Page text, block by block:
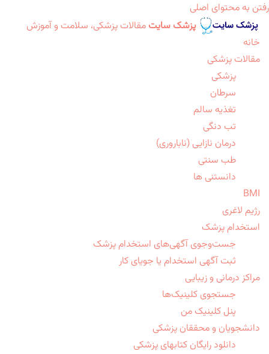
رفتن به محتوای اصلی
پزشک سایت مقالات پزشکی، سلامت و آموزش
خانه
مقالات پزشکی
پزشکی
سرطان
تغذیه سالم
تب دنگی
درمان نازایی (ناباروری)
طب سنتی
دانستنی ها
BMI
رژیم لاغری
استخدام پزشک
جست‌وجوی آگهی‌های استخدام پزشک
ثبت آگهی استخدام یا جویای کار
مراکز درمانی و زیبایی
جستجوی کلینیک‌ها
پنل کلینیک من
دانشجویان و محققان پزشکی
دانلود رایگان کتابهای پزشکی